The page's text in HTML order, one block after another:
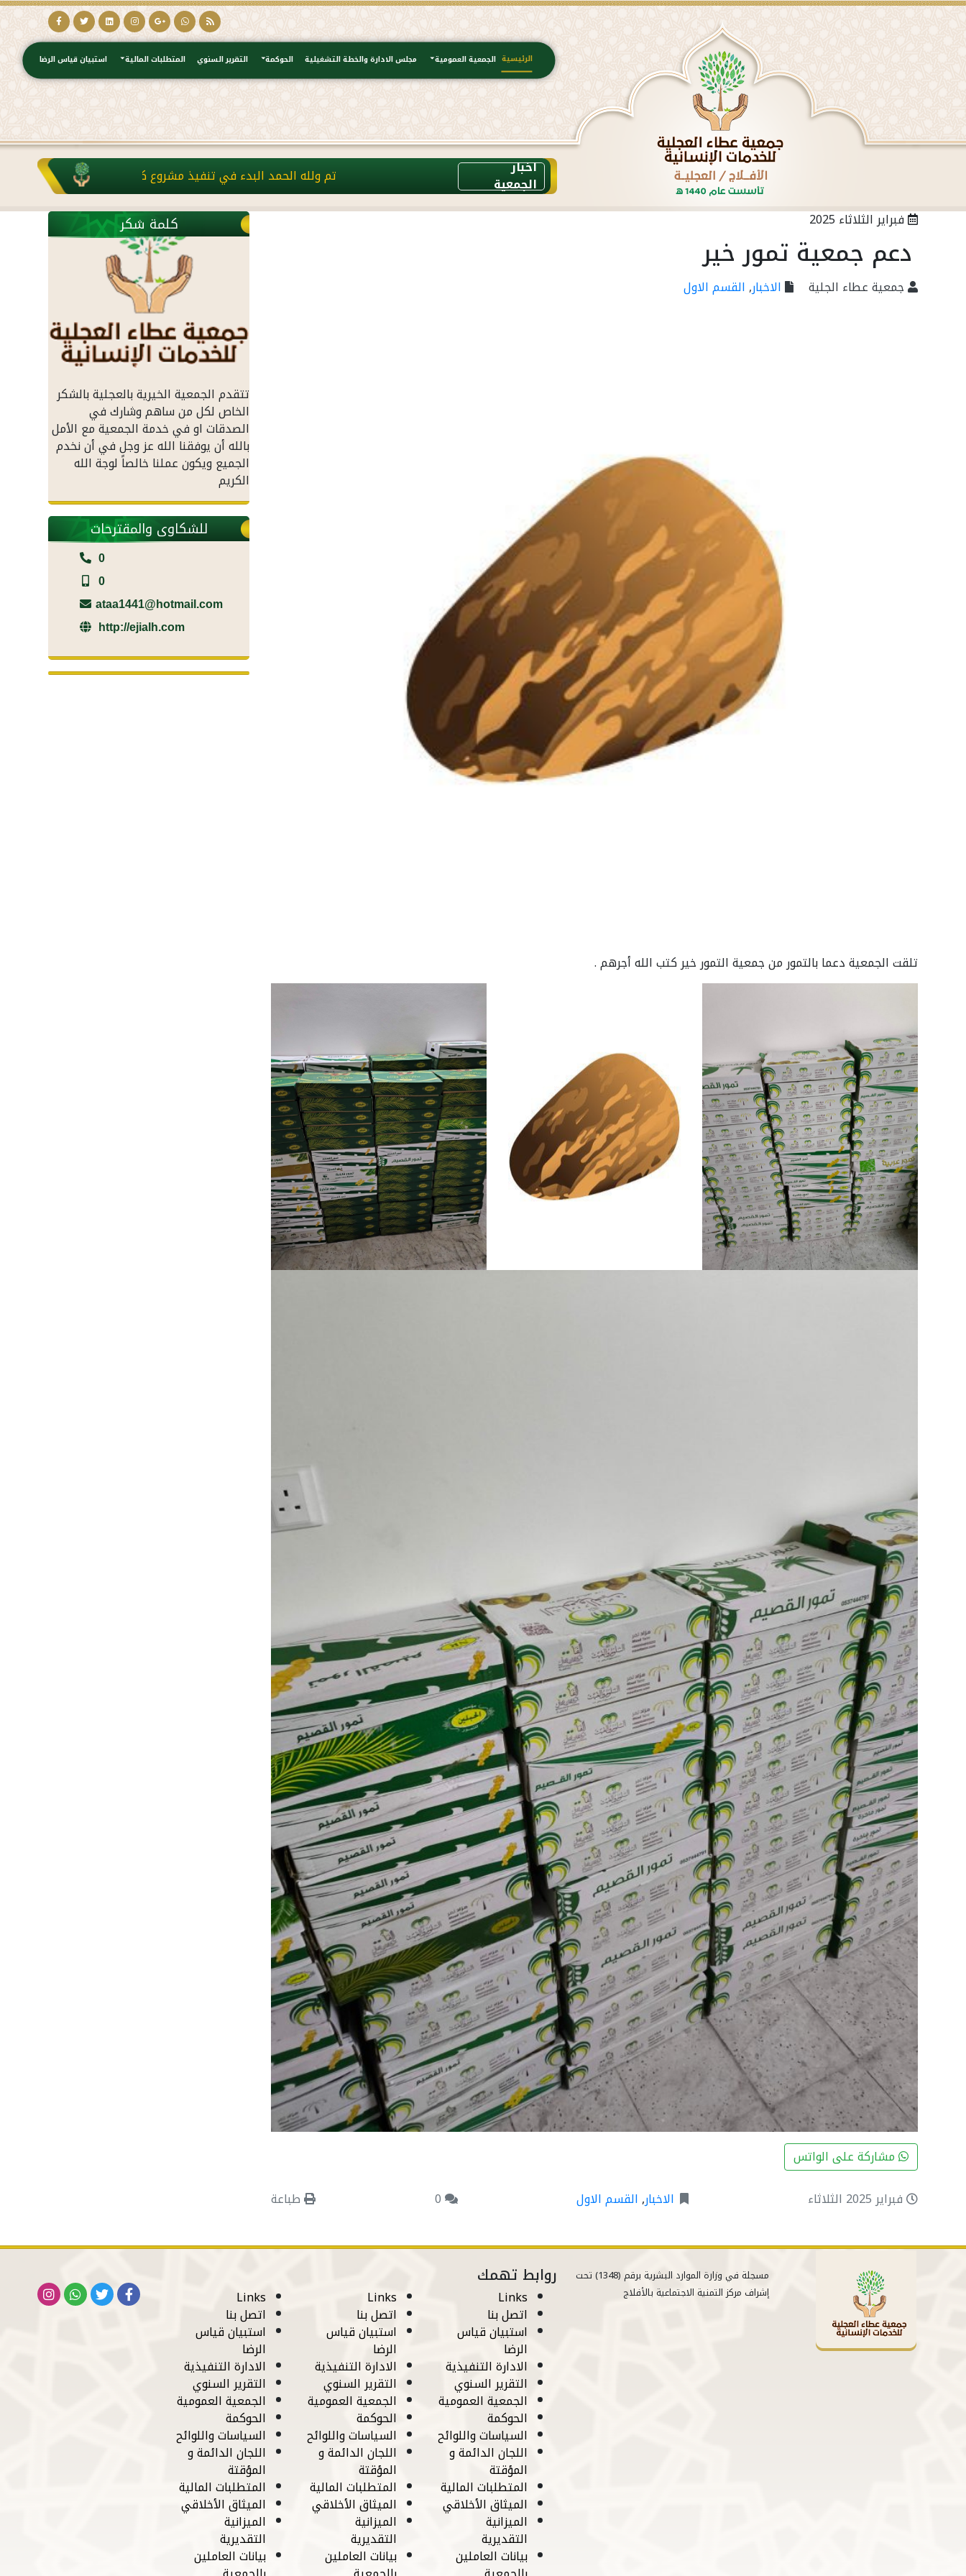
الرئيسية الجمعية العمومية مجلس الادارة والخطة التشغيلية الحوكمة التقرير السنوي المتطلبات المالية استبيان قياس الرضا
اخبار
الجمعية تمت اليوم الثلاثاء الموافق ١٤٤١/١١/٢٣ زيارة ممثلي التنمية الاجتماعية بالافلاج
تم ولله الحمد البدء في تنفيذ مشروع كفالة الأرامل والمطلقات بدعم من منصة
فبراير الثلاثاء 2025
دعم جمعية تمور خير
جمعية عطاء الجلية الاخبار,القسم الاول
تلقت الجمعية دعما بالتمور من جمعية التمور خير كتب الله أجرهم .
مشاركة على الواتس
فبراير 2025 الثلاثاء
الاخبار,القسم الاول 0 طباعة
كلمة شكر
تتقدم الجمعية الخيرية بالعجلية بالشكر
الخاص لكل من ساهم وشارك في
الصدقات او في خدمة الجمعية مع الأمل
بالله أن يوفقنا الله عز وجل في أن نخدم
الجميع ويكون عملنا خالصاً لوجة الله
الكريم
للشكاوى والمقترحات
0
0
ataa1441@hotmail.com
http://ejialh.com
مسجلة في وزارة الموارد البشرية برقم (1348) تحت
إشراف مركز التمنية الاجتماعية بالأفلاج
روابط تهمك
Links
اتصل بنا
استبيان قياس
الرضا
الادارة التنفيذية
التقرير السنوي
الجمعية العمومية
الحوكمة
السياسات واللوائح
اللجان الدائمة و
المؤقتة
المتطلبات المالية
الميثاق الأخلاقي
الميزانية
التقديرية
بيانات العاملين
Links
اتصل بنا
استبيان قياس
الرضا
الادارة التنفيذية
التقرير السنوي
الجمعية العمومية
الحوكمة
السياسات واللوائح
اللجان الدائمة و
المؤقتة
المتطلبات المالية
الميثاق الأخلاقي
الميزانية
التقديرية
بيانات العاملين
Links
اتصل بنا
استبيان قياس
الرضا
الادارة التنفيذية
التقرير السنوي
الجمعية العمومية
الحوكمة
السياسات واللوائح
اللجان الدائمة و
المؤقتة
المتطلبات المالية
الميثاق الأخلاقي
الميزانية
التقديرية
بيانات العاملين